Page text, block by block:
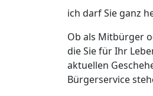
ich darf Sie ganz
Ob als Mitbürger
die Sie für Ihr
aktuellen
Bürgerservice